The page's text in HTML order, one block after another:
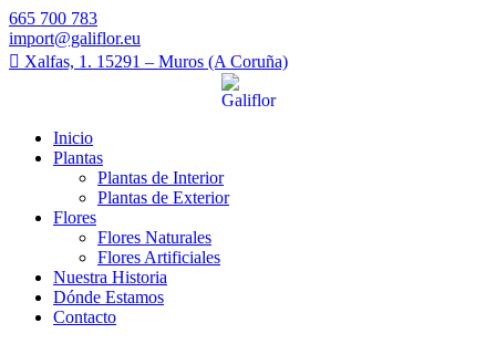
665 700 783
import@galiflor.eu
Xalfas, 1. 15291 – Muros (A Coruña)
Inicio
Plantas
Plantas de Interior
Plantas de Exterior
Flores
Flores Naturales
Flores Artificiales
Nuestra Historia
Dónde Estamos
Contacto